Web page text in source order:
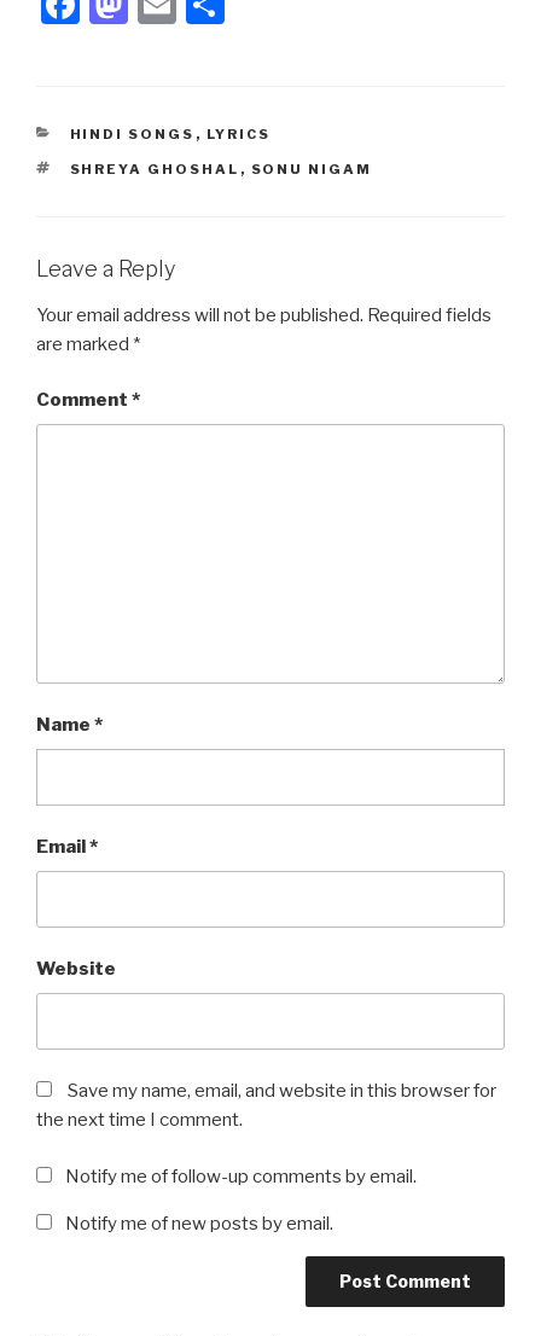
e
b
k
o
d
e
CATEGORIES
HINDI SONGS , LYRICS
TAGS
SHREYA GHOSHAL , SONU NIGAM
Leave a Reply
Your email address will not be published. Required fields
are marked *
Comment *
Name *
Email*
Website
Save my name, email, and website in this browser for
the next time I comment.
Notify me of follow-up comments by email.
Notify me of new posts by email.